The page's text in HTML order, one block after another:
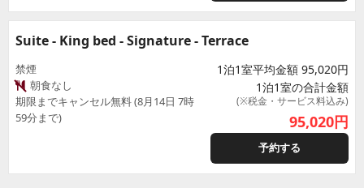
Suite - King bed - Signature - Terrace
禁煙
朝食なし
期限までキャンセル無料 (8月14日 7時
59分まで)
1泊1室平均金額 95,020円
1泊1室の合計金額
(※税金・サービス料込み)
95,020円
予約する